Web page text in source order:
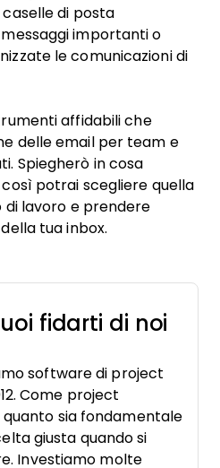
di posta
importanti o
le comunicazioni di
affidabili che
delle email per team e
Spiegherò in cosa
potrai scegliere quella
di lavoro e prendere
tua inbox.
fidarti di noi
software di project
Come project
sia fondamentale
giusta quando si
Investiamo molte